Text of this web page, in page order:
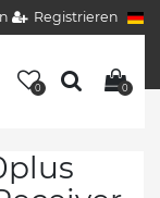
Registrieren
0 0